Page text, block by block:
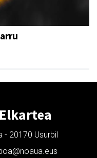
- 20170 Usurbil